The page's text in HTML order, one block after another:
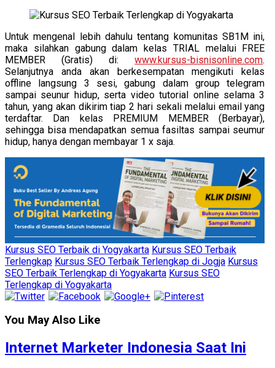
Untuk mengenal lebih dahulu tentang komunitas SB1M ini,
maka silahkan gabung dalam kelas TRIAL melalui FREE
MEMBER (Gratis) di:www.kursus-bisnisonline.com.
Selanjutnya anda akan berkesempatan mengikuti kelas
offline langsung 3 sesi, gabung dalam group telegram
sampai seunur hidup, serta video tutorial online selama 3
tahun, yang akan dikirim tiap 2 hari sekali melalui email yang
terdaftar. Dan kelas PREMIUM MEMBER (Berbayar),
sehingga bisa mendapatkan semua fasiltas sampai seumur
hidup, hanya dengan membayar 1 x saja.
Kursus SEO Terbaik di Yogyakarta Kursus SEO Terbaik
Terlengkap Kursus SEO Terbaik Terlengkap di Jogja Kursus
SEO Terbaik Terlengkap di Yogyakarta Kursus SEO
Terlengkap di Yogyakarta
You May Also Like
Internet Marketer Indonesia Saat Ini